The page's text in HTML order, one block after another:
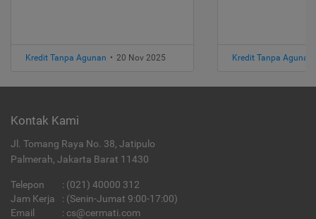
Kredit Tanpa Agunan • 20 Nov 2025 Kredit Tanpa Agunan
Kontak Kami
Jl. Tomang Raya No. 38, Jatipulo
Palmerah, Jakarta Barat 11430
Telepon : (021) 40000 312
Jam Kerja
: (Senin-Jumat 9:00-17:00)
Email
: cs@cermati.com